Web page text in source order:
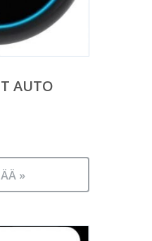
AUTO
»